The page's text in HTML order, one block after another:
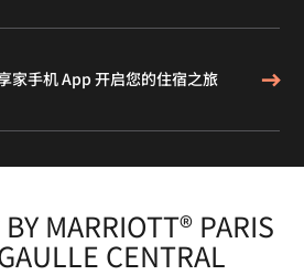
家手机 App 开启您的住宿之旅
MARRIOTT® PARIS
CENTRAL